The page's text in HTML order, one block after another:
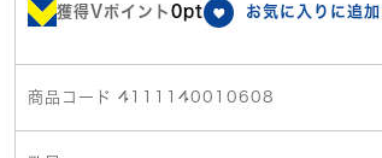
獲得Vポイント 0pt お気に入りに追
商品コード 4111140010608